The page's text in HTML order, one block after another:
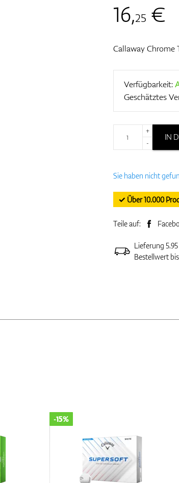
16,25 €
Callaway Chrome
Verfügbarkeit:
Geschätztes
+
-
IN
Sie haben nicht
✓ Über 10.000
Teile auf:
Lieferung
Bestellwert
-15%